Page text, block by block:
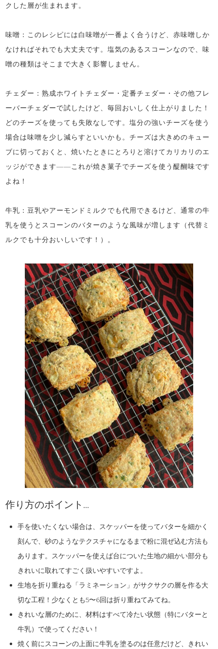
クした層が生まれます。
味噌：このレシピには白味噌が一番よく合うけど、赤味噌しか
なければそれでも大丈夫です。塩気のあるスコーンなので、味
噌の種類はそこまで大きく影響しません。
チェダー：熟成ホワイトチェダー・定番チェダー・その他フレ
ーバーチェダーで試したけど、毎回おいしく仕上がりました！
どのチーズを使っても失敗なしです。塩分の強いチーズを使う
場合は味噌を少し減らすといいかも。チーズは大きめのキュー
ブに切っておくと、焼いたときにとろりと溶けてカリカリのエ
ッジができます——これが焼き菓子でチーズを使う醍醐味です
よね！
牛乳：豆乳やアーモンドミルクでも代用できるけど、通常の牛
乳を使うとスコーンのバターのような風味が増します（代替ミ
ルクでも十分おいしいです！）。
作り方のポイント…
手を使いたくない場合は、スケッパーを使ってバターを細かく
刻んで、砂のようなテクスチャになるまで粉に混ぜ込む方法も
あります。スケッパーを使えば台についた生地の細かい部分も
きれいに取れてすごく扱いやすいですよ。
生地を折り重ねる「ラミネーション」がサクサクの層を作る大
切な工程！少なくとも5〜6回は折り重ねてみてね。
きれいな層のために、材料はすべて冷たい状態（特にバターと
牛乳）で使ってください！
焼く前にスコーンの上面に牛乳を塗るのは任意だけど、きれい